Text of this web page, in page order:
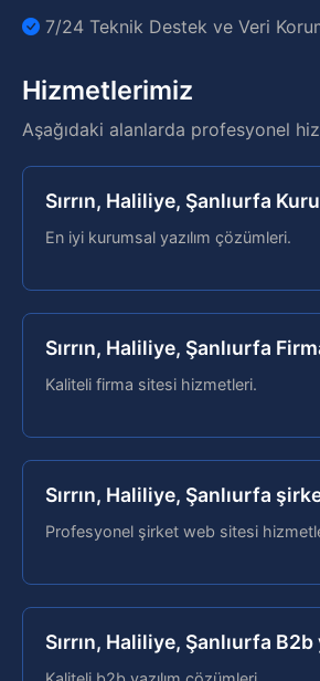
7/24 Teknik Destek ve Veri
Hizmetlerimiz
Aşağıdaki alanlarda profesyonel
Sırrın, Haliliye, Şanlıurfa
En iyi kurumsal yazılım çözümleri.
Sırrın, Haliliye, Şanlıurfa
Kaliteli firma sitesi hizmetleri.
Sırrın, Haliliye, Şanlıurfa
Profesyonel şirket web sitesi
Sırrın, Haliliye, Şanlıurfa B2b